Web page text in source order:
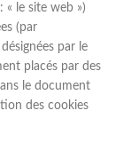
« le site web »)
(par
par le
placés par des
le document
des cookies